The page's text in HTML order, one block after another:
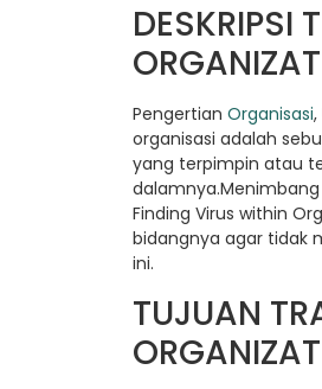
DESKRIPSI
Pengertian Organisasi
organisasi adalah
yang terpimpin atau
dalamnya.Menimbang
Finding Virus within
bidangnya agar tidak
ini.
TUJUAN